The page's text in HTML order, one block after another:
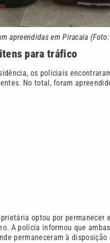
apreendidas em Piracaia
para tráfico
os policiais
No total, foram
optou por
A polícia informou que
permaneceram à